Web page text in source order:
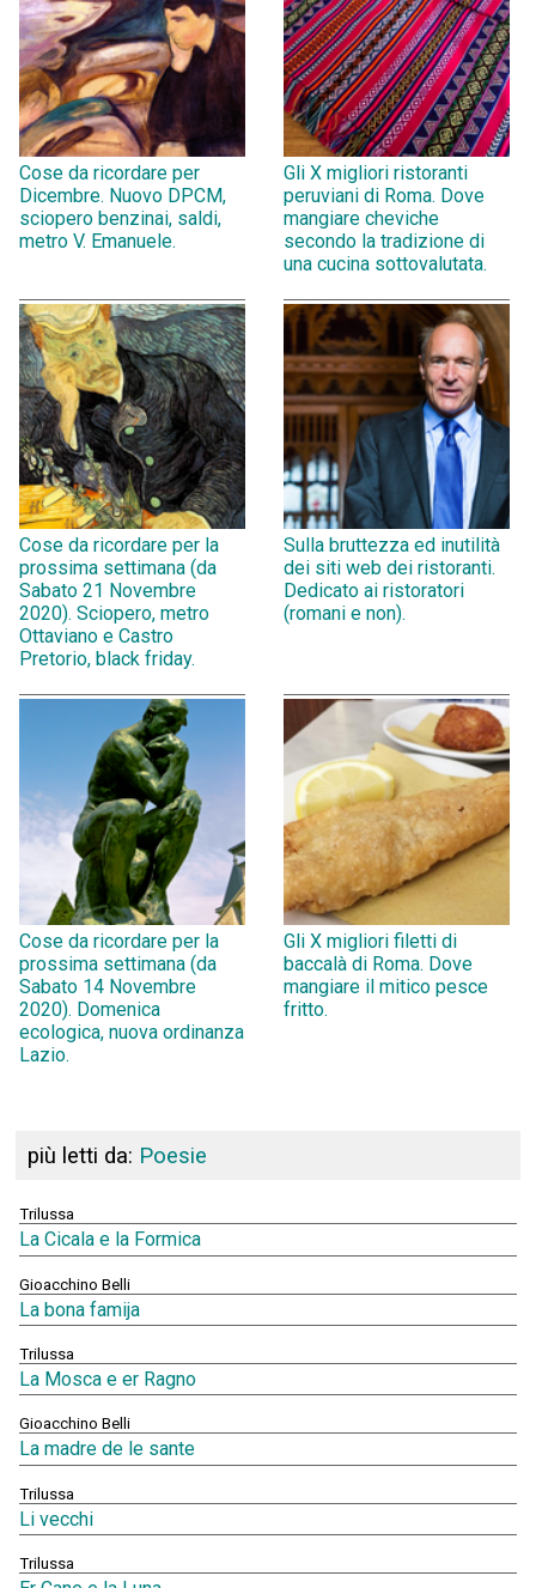
Cose da ricordare per
Dicembre. Nuovo DPCM,
sciopero benzinai, saldi,
metro V. Emanuele.
Gli X migliori ristoranti
peruviani di Roma. Dove
mangiare cheviche
secondo la tradizione di
una cucina sottovalutata.
Cose da ricordare per la
prossima settimana (da
Sabato 21 Novembre
2020). Sciopero, metro
Ottaviano e Castro
Pretorio, black friday.
Sulla bruttezza ed inutilità
dei siti web dei ristoranti.
Dedicato ai ristoratori
(romani e non).
Cose da ricordare per la
prossima settimana (da
Sabato 14 Novembre
2020). Domenica
ecologica, nuova ordinanza
Lazio.
Gli X migliori filetti di
baccalà di Roma. Dove
mangiare il mitico pesce
fritto.
più letti da: Poesie
Trilussa
La Cicala e la Formica
Gioacchino Belli
La bona famija
Trilussa
La Mosca e er Ragno
Gioacchino Belli
La madre de le sante
Trilussa
Li vecchi
Trilussa